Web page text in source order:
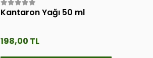
Kantaron Yağı 50 ml
198,00 TL